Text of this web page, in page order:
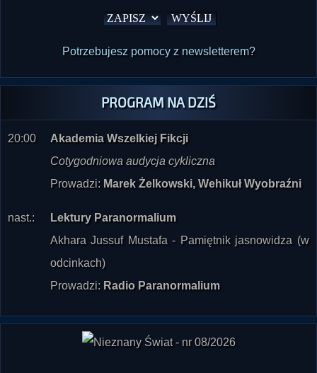
Potrzebujesz pomocy z newsletterem?
PROGRAM NA DZIŚ
Akademia Wszelkiej Fikcji
Cotygodniowa audycja cykliczna
Prowadzi:Marek Żelkowski, Wehikuł Wyobraźni
Lektury Paranormalium
Akhara Jussuf Mustafa - Pamiętnik jasnowidza (w
odcinkach)
Prowadzi:Radio Paranormalium